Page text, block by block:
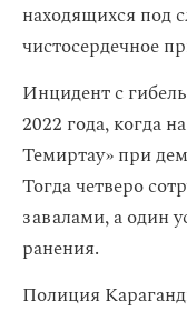
находящихся под
чистосердечное
Инцидент с
2022 года, когда
Темиртау» при
Тогда четверо
завалами, а один
ранения.
Полиция